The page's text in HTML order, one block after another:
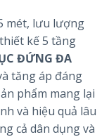
mét, lưu lượng
kế 5 tầng
ĐỨNG ĐA
tăng áp đáng
phẩm mang lại
và hiệu quả lâu
cả dân dụng và